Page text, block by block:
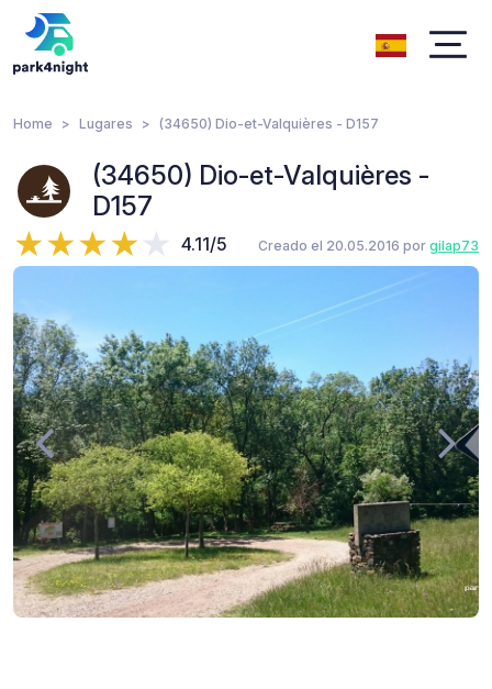
Home Lugares (34650) Dio-et-Valquières - D157
(34650) Dio-et-Valquières -
D157
4.11/5 Creado el 20.05.2016 por gilap73